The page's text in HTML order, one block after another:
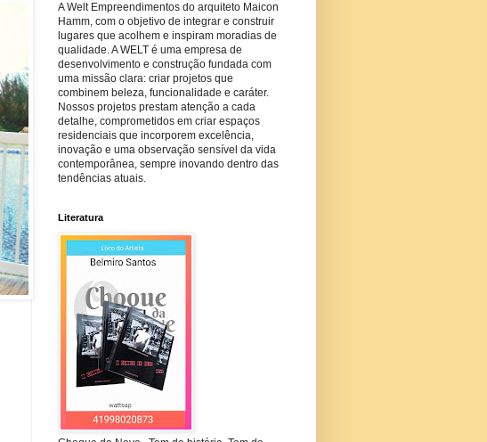
A Welt Empreendimentos do arquiteto Maicon
Hamm, com o objetivo de integrar e construir
lugares que acolhem e inspiram moradias de
qualidade. A WELT é uma empresa de
desenvolvimento e construção fundada com
uma missão clara: criar projetos que
combinem beleza, funcionalidade e caráter.
Nossos projetos prestam atenção a cada
detalhe, comprometidos em criar espaços
residenciais que incorporem excelência,
inovação e uma observação sensível da vida
contemporânea, sempre inovando dentro das
tendências atuais.
Literatura